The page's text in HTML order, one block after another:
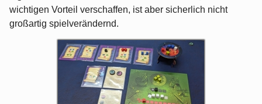
wichtigen Vorteil verschaffen, ist aber sicherlich nicht
großartig spielverändernd.